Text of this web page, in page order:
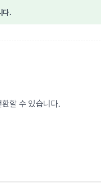
다.
할 수 있습니다.